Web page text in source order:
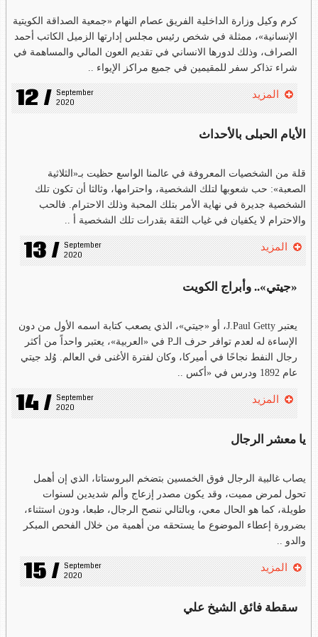
كرم وكيل وزارة الداخلية الفريق عصام النهام «جمعية الصداقة الكويتية
الإنسانية»، ممثلة في شخص رئيس مجلس إدارتها الزميل الكاتب أحمد
الصراف، وذلك لدورها الانساني في تقديم العون المالي والمساهمة في
شراء تذاكر سفر للمقيمين في جميع مراكز الإيواء ..
12 / September
2020
المزيد
الأيام الحبلى بالأحداث
قلة من الشخصيات المعروفة في عالمنا الواسع حظيت بـ«الثلاثية
الصعبة»: حب شعوبها لتلك الشخصية، واحترامها، وثالثا أن تكون تلك
الشخصية جديرة في نهاية الأمر بتلك المحبة وذلك الاحترام. فالحب
والاحترام لا يكفيان في غياب الثقة بقدرات تلك الشخصية أ ..
13 / September
2020
المزيد
«جيتي».. وأبراج الكويت
يعتبر J.Paul Getty، أو «جيتي»، الذي يصعب كتابة اسمه الأول من دون
الإساءة له لعدم توافر حرف الـP في «العربية»، يعتبر واحداً من أكثر
رجال النفط نجاحًا في أميركا، وكان لفترة الأغنى في العالم. وُلد جيتي
عام 1892 ودرس في «أكس ..
14 / September
2020
المزيد
يا معشر الرجال
يصاب غالبية الرجال فوق الخمسين بتضخم البروستاتا، الذي إن أهمل
تحول لمرض مميت، وقد يكون مصدر إزعاج وألم شديدين لسنوات
طويلة، كما هو الحال معي، وبالتالي ننصح الرجال، طبعا، ودون استثناء،
بضرورة إعطاء الموضوع ما يستحقه من أهمية من خلال الفحص المبكر
والدو ..
15 / September
2020
المزيد
سقطة فائق الشيخ علي